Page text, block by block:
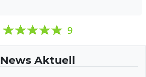
9
News Aktuell